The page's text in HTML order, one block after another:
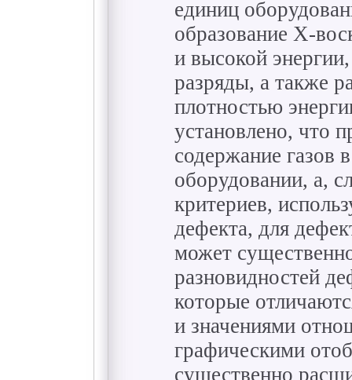
единиц
образование Х-
и высокой
разряды, а также
плотностью
установлено, что
содержание газов
оборудовании, а,
критериев,
дефекта, для
может
разновидностей
которые
и значениями
графическими
существенно